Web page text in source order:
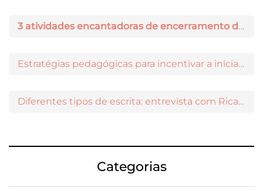
3 atividades encantadoras de encerramento de ano letivo
Estratégias pedagógicas para incentivar a iniciação científica entre os estudantes
Diferentes tipos de escrita: entrevista com Ricardo Prado
Categorias